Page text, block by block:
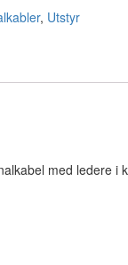
, Utstyr
med ledere i